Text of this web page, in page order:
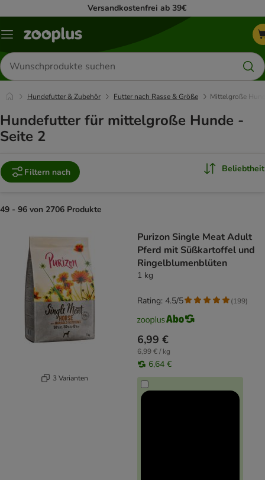
Versandkostenfrei ab 39€
Menü
Produkte
suchen
Hundefutter & Zubehör Futter nach Rasse & Größe Mittelgroße
Hundefutter für mittelgroße Hunde -
Seite 2
Filtern nach Beliebtheit
49 - 96 von 2706 Produkte
3 Varianten
Purizon Single Meat Adult
Pferd mit Süßkartoffel und
Ringelblumenblüten
1 kg
6,99 €
6,99 € / kg
6,64 €
Rating: 4.5/5 (199)